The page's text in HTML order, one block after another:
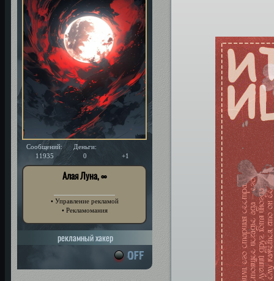
Сообщений:
11935
Деньги:
0
+1
Алая Луна, ∞
• Управление рекламой
• Рекламомания
рекламный хакер